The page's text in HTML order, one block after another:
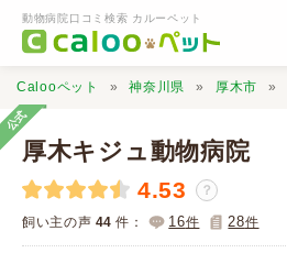
動物病院口コミ検索 カルーペット
動物病院検索
Calooペット 神奈川県 厚木市
公式
厚木キジュ動物病院
4.53 ？
飼い主の声 44 件： 16件 28件